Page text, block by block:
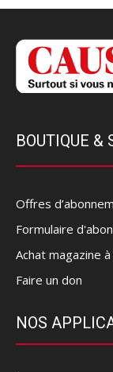
BOUTIQUE &
Offres
Formulaire
Achat magazine
Faire un don
NOS